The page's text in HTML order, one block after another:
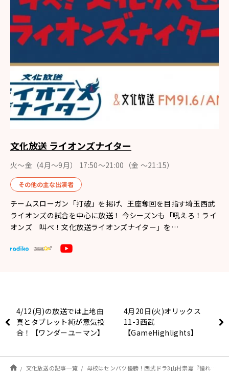
文化放送 ライオンズナイター
火～金（4月〜9月） 17:50～21:00（金 ～21:15）
その他の主な出演者
チームスローガン「打破」を掲げ、王座奪回を目指す埼玉西武
ライオンズの試合を中心に放送！ 今シーズンも「吼えろ！ライ
オンズ 叫べ！文化放送ライオンズナイター」を…
4/12(月)の放送では上地由
真とタブレット純が意気投
合！【ワンダーユーマン】
4月20日(火)オリックス
11-3西武
【GameHighlights】
文化放送の記事一覧 母校はセンバツ優勝！西武ドラ3山村崇嘉『憧れの筒香の打球を目指して』【若獅子インタビューvol.1】